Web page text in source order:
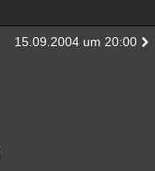
15.09.2004 um 20:00